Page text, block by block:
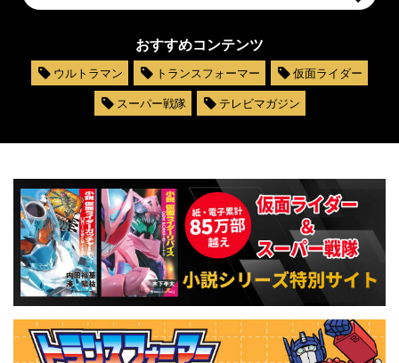
おすすめコンテンツ
ウルトラマン トランスフォーマー
仮面ライダー
スーパー戦隊
テレビマガジン